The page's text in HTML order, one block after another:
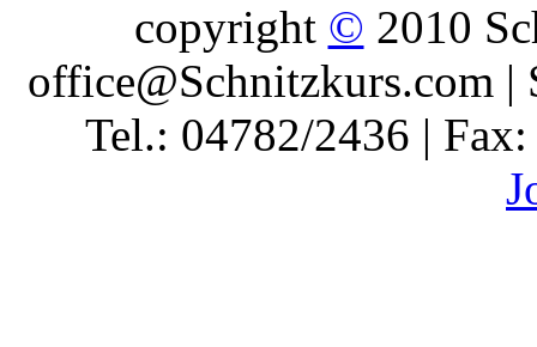
copyright © 2010
office@Schnitzkurs.com |
Tel.: 04782/2436 |